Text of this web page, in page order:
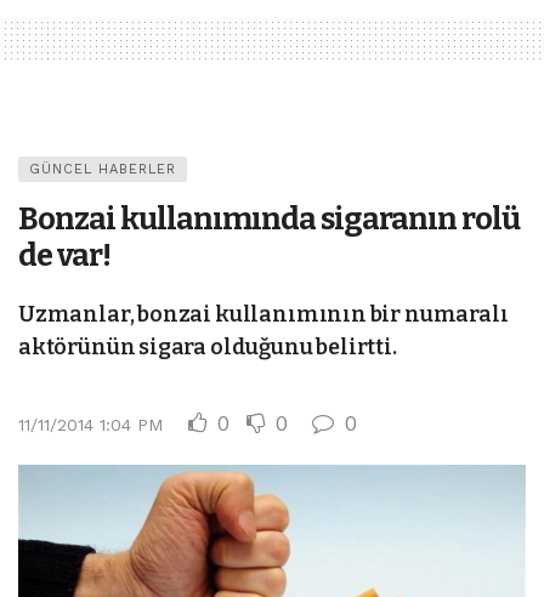
GÜNCEL HABERLER
Bonzai kullanımında sigaranın rolü
de var!
Uzmanlar, bonzai kullanımının bir numaralı
aktörünün sigara olduğunu belirtti.
11/11/2014 1:04 PM 0 0 0